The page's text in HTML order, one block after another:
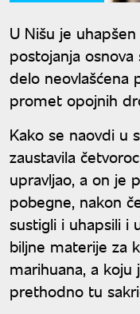
U Nišu je
postojanja
delo neovlašćena
promet opojnih
Kako se naovdi u
zaustavila
upravljao, a on je
pobegne, nakon
sustigli i uhapsili i
biljne materije za
marihuana, a koju
prethodno tu